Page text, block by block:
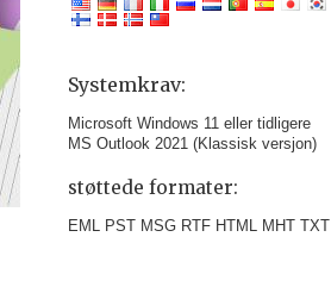
Systemkrav:
Microsoft Windows 11 eller tidligere
MS Outlook 2021 (Klassisk versjon)
støttede formater:
EML PST MSG RTF HTML MHT TXT